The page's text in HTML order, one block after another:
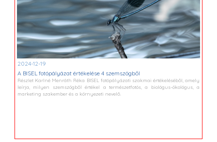
2024-12-19
A BISEL fotópályázat értékelése 4 szemszögből
Részlet Karlné Menráth Réka BISEL fotópályázati szakmai értékeléséből, amely
leírja, milyen szemszögből értékel a természetfotós, a biológus-ökológus, a
marketing szakember és a környezeti nevelő.